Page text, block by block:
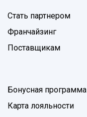
Стать партнером
Франчайзинг
Поставщикам
Бонусная программа
Карта лояльности